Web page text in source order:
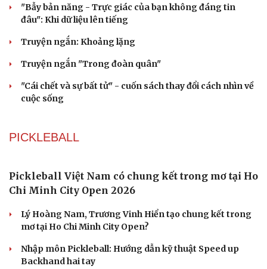
PODCAST
Truyện ngắn: "Bờ sông gió thổi" (Phần đầu)
Chính sách giáo dục phải được đo bằng sự tiến bộ, hạnh
phúc của học sinh
Bác sĩ cảnh báo phim người lớn, rượu bia đang âm thầm
Cái giá đắt của việc tiêm silicon làm to "cậu nhỏ"
VĂN HỌC
Cuốn sách giúp người bận rộn thoát khỏi vòng
"Bẫy bản năng - Trực giác của bạn không đáng tin